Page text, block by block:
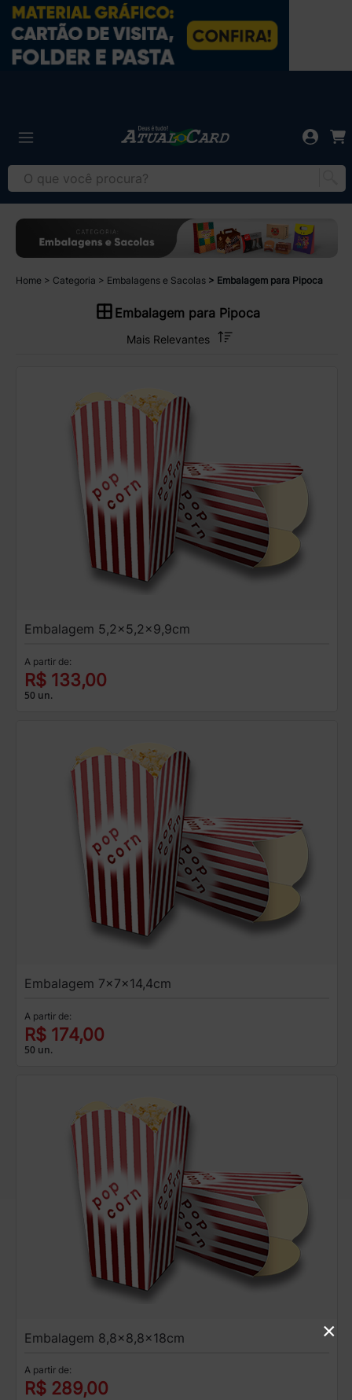
Home Categoria Embalagens e Sacolas Embalagem para Pipoca
Embalagem para Pipoca
Embalagem 5,2x5,2x9,9cm
A partir de:
R$ 133,00
50 un.
Embalagem 7x7x14,4cm
A partir de:
R$ 174,00
50 un.
Embalagem 8,8x8,8x18cm
A partir de:
R$ 289,00
×